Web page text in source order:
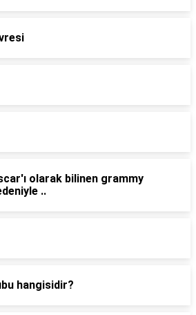
olarak bilinen grammy
..
hangisidir?